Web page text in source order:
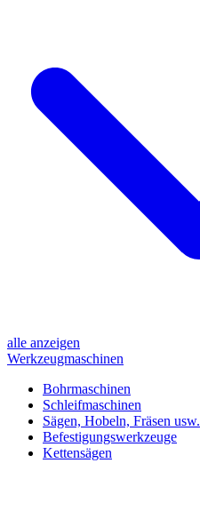
alle anzeigen
Werkzeugmaschinen
Bohrmaschinen
Schleifmaschinen
Sägen, Hobeln, Fräsen usw.
Befestigungswerkzeuge
Kettensägen